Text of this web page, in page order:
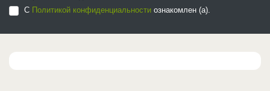
С Политикой конфиденциальности ознакомлен (а).